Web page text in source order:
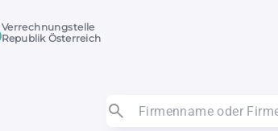
Verrechnungstelle
Republik Österreich